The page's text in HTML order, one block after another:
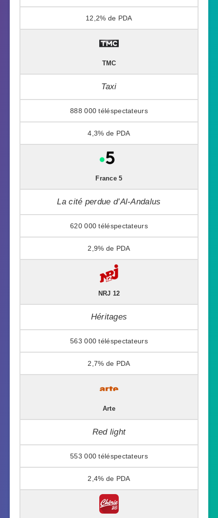
12,2%
TMC
Taxi
888 000
4,3%
France 5
La cité perdue d’Al-Andalus
620 000
2,9%
NRJ 12
Héritages
563 000
2,7%
Arte
Red light
553 000
2,4%